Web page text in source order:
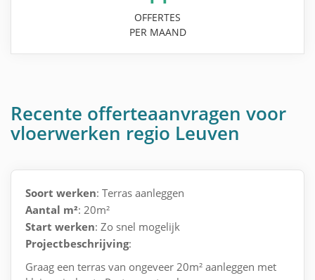
OFFERTES
PER MAAND
Recente offerteaanvragen voor
vloerwerken regio Leuven
Soort werken: Terras aanleggen
Aantal m²: 20m²
Start werken: Zo snel mogelijk
Projectbeschrijving:
Graag een terras van ongeveer 20m² aanleggen met